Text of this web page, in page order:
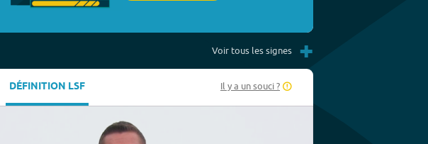
Voir tous les signes +
DÉFINITION LSF Il y a un souci ?